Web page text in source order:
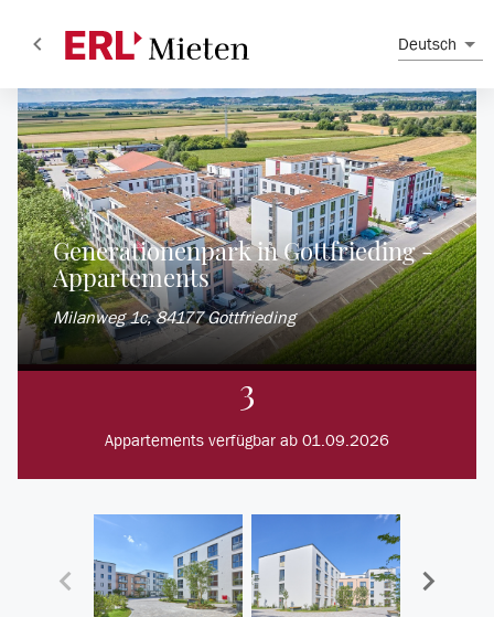
Deutsch
Generationenpark in Gottfrieding -
Appartements
Milanweg 1c,84177 Gottfrieding
3
Appartements verfügbar ab 01.09.2026